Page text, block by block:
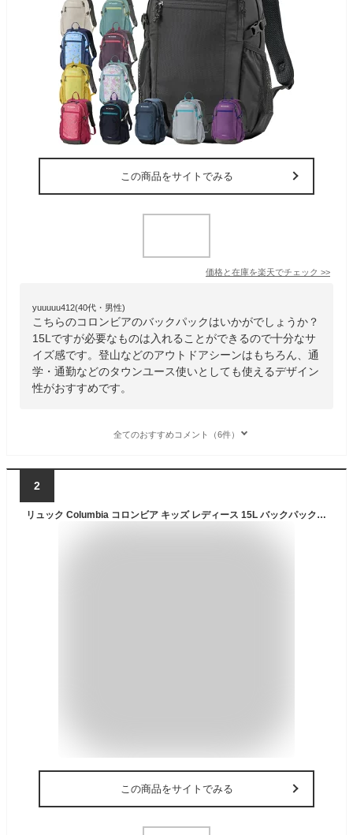
この商品をサイトでみる
価格と在庫を楽天でチェック >>
yuuuuu412(40代・男性)
こちらのコロンビアのバックパックはいかがでしょうか？
15Lですが必要なものは入れることができるので十分なサ
イズ感です。登山などのアウトドアシーンはもちろん、通
学・通勤などのタウンユース使いとしても使えるデザイン
性がおすすめです。
全てのおすすめコメント（6件）
2
リュック Columbia コロンビア キッズ レディース 15L バックパック 小学生 男の子 女の子 ジュニア A4 撥水 軽量 丈夫 小さめ レインカバー付き PU8664 キャッスルロック リュックサック 中学生 通学 おしゃれ アウトドア ブランド 登山 ハイキング レジャー 黒 ブラック
この商品をサイトでみる